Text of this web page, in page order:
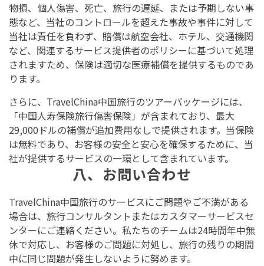
物損、個人傷害、死亡、旅行の遅延、または予期しない事
態など、当社のコントロールを超えた事故や事件に対して
当社は責任を負わず、賠償は航空会社、ホテル、交通機関
など、関連するサービス提供者のポリシーに基づいて処理
されますため、保険は適切な医療補償を提供するものであ
ります。
さらに、TravelChina中国旅行のツアーパッケージには、
「中国人寿保険旅行傷害保険」が含まれており、最大
29,000ドルの補償が追加費用なしで提供されます。当保険
は無料であり、お客様の安全と安心を確保するために、当
社が提供するサービスの一環として含まれています。
八、お問い合わせ
TravelChina中国旅行のサービスにご問題やご不満がある
場合は、旅行コンサルタントまたはカスタマーサービスセ
ンターにご連絡ください。私たちのチームは24時間年中無
休で対応し、お客様のご問題に対処し、旅行の残りの期間
中に同じ問題が発生しないように努めます。